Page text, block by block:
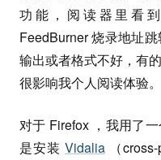
功能，阅读器里看
FeedBurner 烧录地址
输出或者格式不好，有
很影响我个人阅读体验。
对于 Firefox ，我用了
是安装 Vidalia （